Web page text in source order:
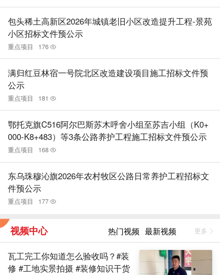
包头稀土高新区2026年城镇老旧小区改造提升工程-景苑
小区招标文件预公示
重点项目 176
满归红豆林宿一号院北区改造建设项目施工招标文件预
公示
重点项目 181
鄂托克旗C516阿尔巴斯苏木呼舍小组至苏吉小组（K0+
000-K8+483）等3条公路养护工程施工招标文件预公示
重点项目 168
东乌珠穆沁旗2026年农村牧区公路日常养护工程招标文
件预公示
重点项目 177
视频中心 热门视频 最新视频 更多
瓦工完工你知道怎么验收吗？#装
修 #工地实景拍摄 #装修知识干货